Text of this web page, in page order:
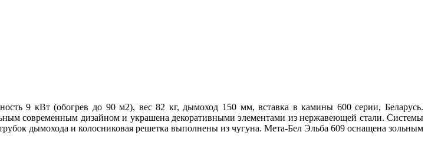
9 кВт (обогрев до 90 м2), вес 82 кг, дымоход 150 мм, вставка в камины 600 серии, Беларусь.
современным дизайном и украшена декоративными элементами из нержавеющей стали. Системы
дымохода и колосниковая решетка выполнены из чугуна. Мета-Бел Эльба 609 оснащена зольным